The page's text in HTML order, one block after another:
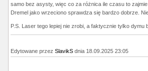
samo bez asysty, więc co za różnica ile czasu to
Dremel jako wrzeciono sprawdza się bardzo dobrze.
P.S. Laser tego lepiej nie zrobi, a faktycznie tylko dymu
Edytowane przez SlavikS dnia 18.09.2025 23:05